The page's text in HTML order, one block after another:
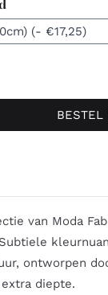
BESTEL
van Moda
ontworpen
diepte.